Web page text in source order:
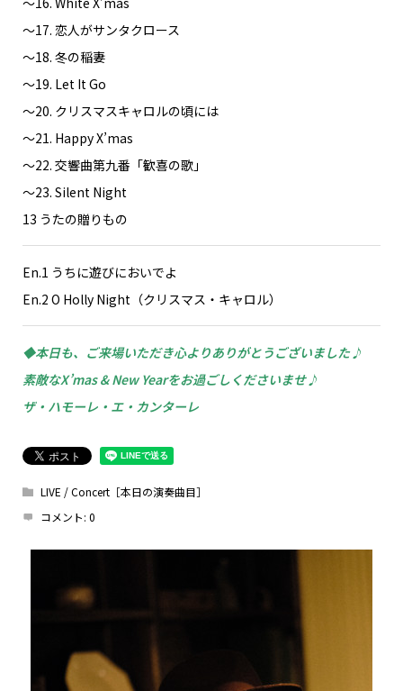
〜17. 恋人がサンタクロース
〜18. 冬の稲妻
〜19. Let It Go
〜20. クリスマスキャロルの頃には
〜21. Happy X’mas
〜22. 交響曲第九番「歓喜の歌」
〜23. Silent Night
13 うたの贈りもの
En.1 うちに遊びにおいでよ
En.2 O Holly Night（クリスマス・キャロル）
◆本日も、ご来場いただき心よりありがとうございました♪
素敵なX’mas & New Yearをお過ごしくださいませ♪
ザ・ハモーレ・エ・カンターレ
LIVE / Concert［本日の演奏曲目］
コメント: 0